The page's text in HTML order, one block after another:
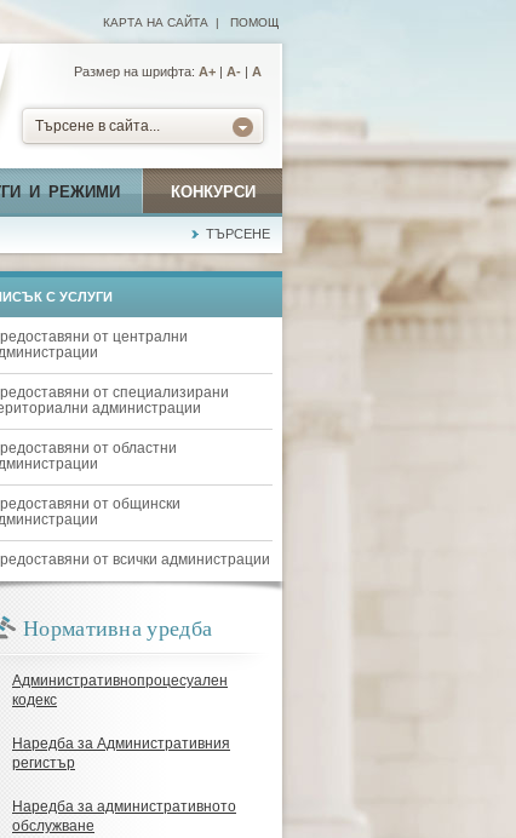
КАРТА НА САЙТА | ПОМОЩ
Размер на шрифта: А+ | A- | A
Търсене в сайта...
И РЕЖИМИ КОНКУРСИ
ТЪРСЕНЕ
С УСЛУГИ
от централни
от специализирани
администрации
от областни
от общински
от всички администрации
Нормативна уредба
Административнопроцесуален
кодекс
Наредба за Административния
регистър
Наредба за административното
обслужване